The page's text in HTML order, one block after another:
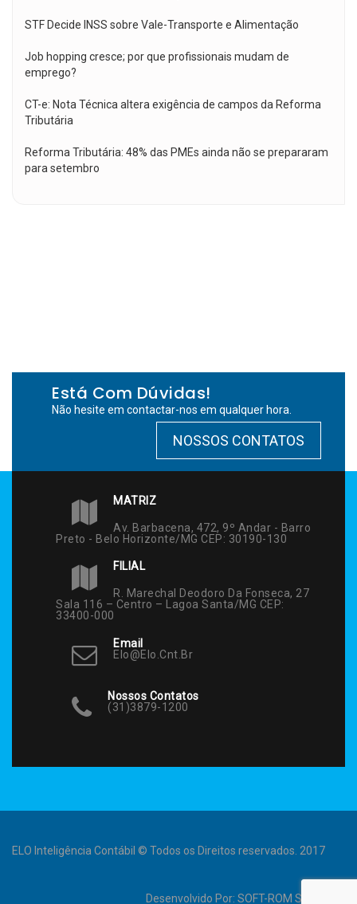
STF Decide INSS sobre Vale-Transporte e Alimentação
Job hopping cresce; por que profissionais mudam de
emprego?
CT-e: Nota Técnica altera exigência de campos da Reforma
Tributária
Reforma Tributária: 48% das PMEs ainda não se prepararam
para setembro
Está Com Dúvidas!
Não hesite em contactar-nos em qualquer hora.
NOSSOS CONTATOS
MATRIZ
Av. Barbacena, 472, 9º Andar - Barro
Preto - Belo Horizonte/MG CEP: 30190-130
FILIAL
R. Marechal Deodoro Da Fonseca, 27
Sala 116 – Centro – Lagoa Santa/MG CEP:
33400-000
Email
Elo@elo.cnt.br
Nossos Contatos
(31)3879-1200
ELO Inteligência Contábil © Todos os Direitos reservados. 2017
Desenvolvido Por: SOFT-ROM Sistemas